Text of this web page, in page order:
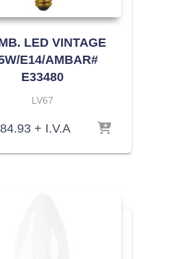
LED VINTAGE
E14/AMBAR#
E33480
LV67
+ I.V.A